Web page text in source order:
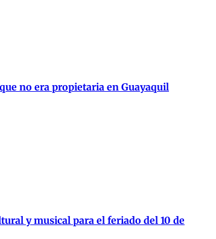
no era propietaria en Guayaquil
y musical para el feriado del 10 de